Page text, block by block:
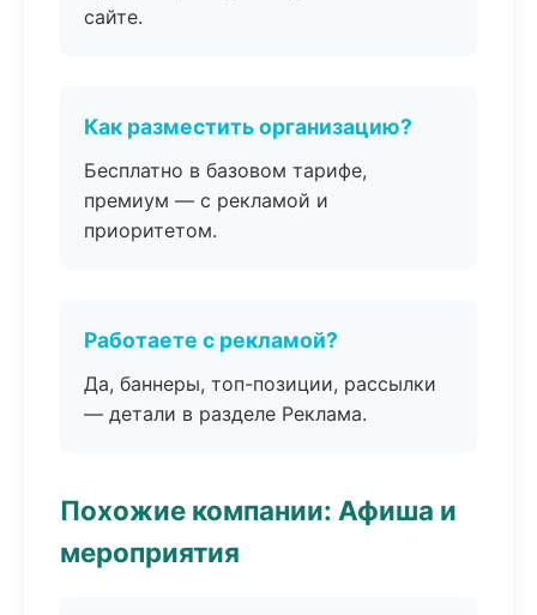
сайте.
Как разместить организацию?
Бесплатно в базовом тарифе,
премиум — с рекламой и
приоритетом.
Работаете с рекламой?
Да, баннеры, топ-позиции, рассылки
— детали в разделе Реклама.
Похожие компании: Афиша и
мероприятия